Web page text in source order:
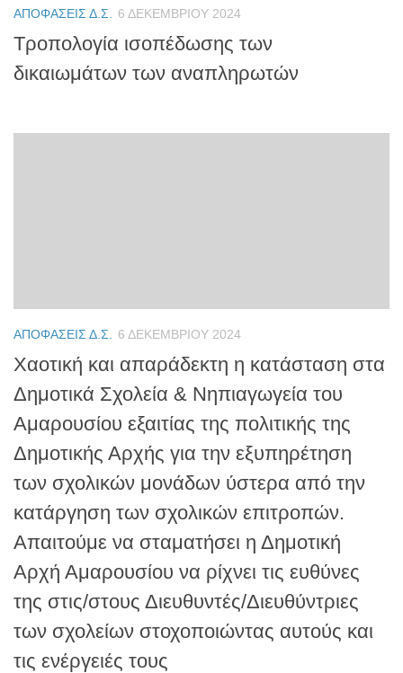
ΑΠΟΦΆΣΕΙΣ Δ.Σ. 6 ΔΕΚΕΜΒΡΊΟΥ 2024
Τροπολογία ισοπέδωσης των
δικαιωμάτων των αναπληρωτών
ΑΠΟΦΆΣΕΙΣ Δ.Σ. 6 ΔΕΚΕΜΒΡΊΟΥ 2024
Χαοτική και απαράδεκτη η κατάσταση στα
Δημοτικά Σχολεία & Νηπιαγωγεία του
Αμαρουσίου εξαιτίας της πολιτικής της
Δημοτικής Αρχής για την εξυπηρέτηση
των σχολικών μονάδων ύστερα από την
κατάργηση των σχολικών επιτροπών.
Απαιτούμε να σταματήσει η Δημοτική
Αρχή Αμαρουσίου να ρίχνει τις ευθύνες
της στις/στους Διευθυντές/Διευθύντριες
των σχολείων στοχοποιώντας αυτούς και
τις ενέργειές τους